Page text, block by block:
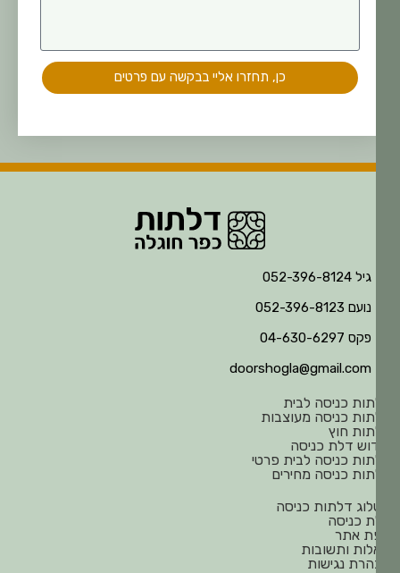
כן, תחזרו אליי בבקשה עם פרטים
נועם 052-396-8123
פקס 04-630-6297
doorshogla@gmail.com
כניסה לבית
כניסה מעוצבות
חוץ
דלת כניסה
כניסה לבית פרטי
כניסה מחירים
דלתות כניסה
כניסה
אתר
ותשובות
נגישות